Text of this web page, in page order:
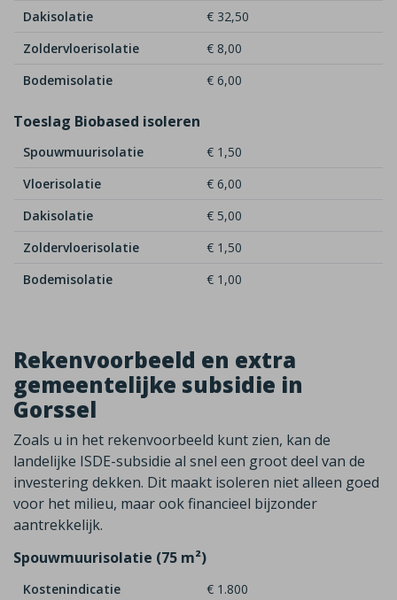
Dakisolatie
€ 32,50
Zoldervloerisolatie
€ 8,00
Bodemisolatie
€ 6,00
Toeslag Biobased isoleren
Spouwmuurisolatie
€ 1,50
Vloerisolatie
€ 6,00
Dakisolatie
€ 5,00
Zoldervloerisolatie
€ 1,50
Bodemisolatie
€ 1,00
Rekenvoorbeeld en extra
gemeentelijke subsidie in
Gorssel
Zoals u in het rekenvoorbeeld kunt zien, kan de
landelijke ISDE-subsidie al snel een groot deel van de
investering dekken. Dit maakt isoleren niet alleen goed
voor het milieu, maar ook financieel bijzonder
aantrekkelijk.
Spouwmuurisolatie (75 m²)
Kostenindicatie € 1.800